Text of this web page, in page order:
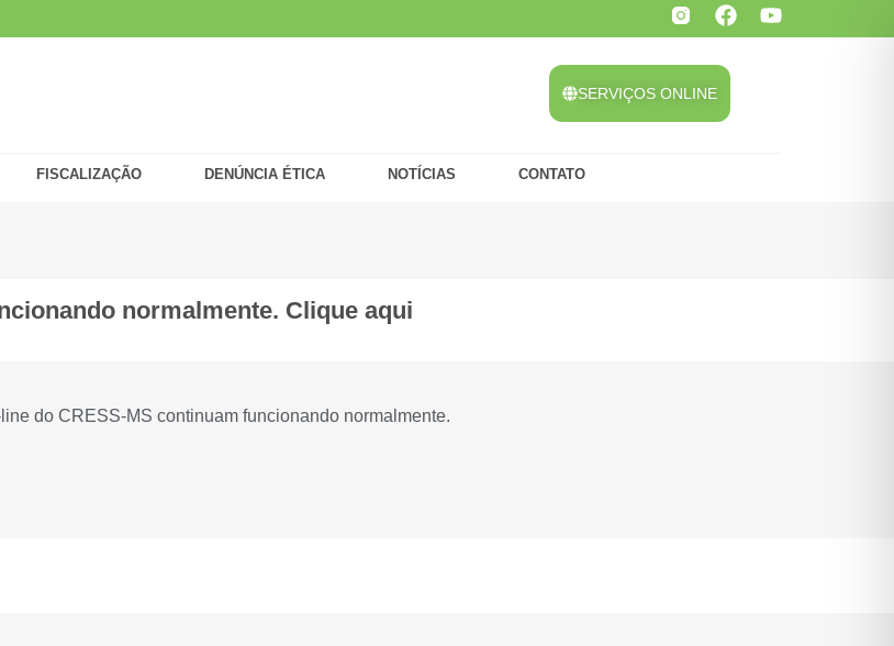
SERVIÇOS ONLINE
FISCALIZAÇÃO DENÚNCIA ÉTICA NOTÍCIAS CONTATO
normalmente. Clique aqui
do CRESS-MS continuam funcionando normalmente.